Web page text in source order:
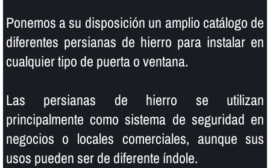
Ponemos a su disposición un amplio catálogo de
diferentes persianas de hierro para instalar en
cualquier tipo de puerta o ventana.
Las persianas de hierro se utilizan
principalmente como sistema de seguridad en
negocios o locales comerciales, aunque sus
usos pueden ser de diferente í­ndole.